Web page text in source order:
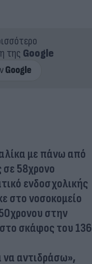
της Google
με πάνω από
σε 58χρονο
ενδοσχολικής
στο νοσοκομείο
στην
σκάφος του 136
αντιδράσω»,